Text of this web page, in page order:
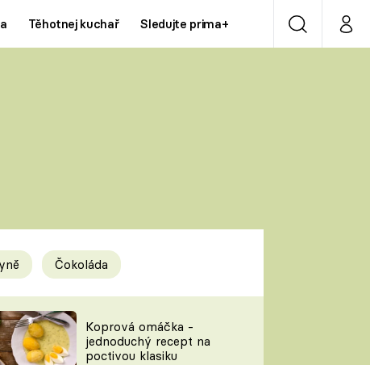
Těhotnej kuchař Sledujte prima+ VyhledáváníMůj
Prima LAJK
Sledujte nás
Čokoláda
Koprová omáčka -
jednoduchý recept na
poctivou klasiku